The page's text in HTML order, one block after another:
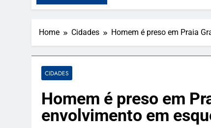
Home Cidades Homem é preso em Praia
CIDADES
Homem é preso em
envolvimento em